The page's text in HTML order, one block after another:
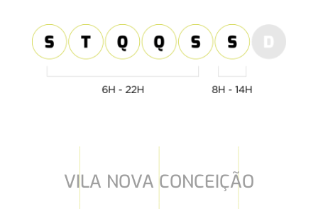
VILA NOVA CONCEIÇÃO